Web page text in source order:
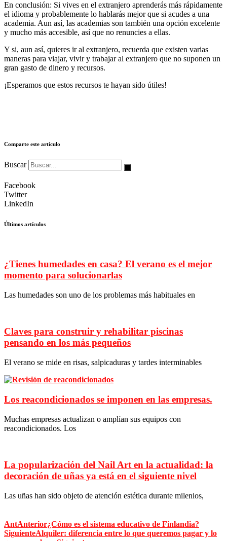
En conclusión: Si vives en el extranjero aprenderás más rápidamente
el idioma y probablemente lo hablarás mejor que si acudes a una
academia. Aun así, las academias son también una opción excelente
y mucho más accesible, así que no renuncies a ellas.
Y si, aun así, quieres ir al extranjero, recuerda que existen varias
maneras para viajar, vivir y trabajar al extranjero que no suponen un
gran gasto de dinero y recursos.
¡Esperamos que estos recursos te hayan sido útiles!
Comparte este artículo
Buscar
Facebook
Twitter
LinkedIn
Últimos artículos
¿Tienes humedades en casa? El verano es el mejor
momento para solucionarlas
Las humedades son uno de los problemas más habituales en
Claves para construir y rehabilitar piscinas
pensando en los más pequeños
El verano se mide en risas, salpicaduras y tardes interminables
Los reacondicionados se imponen en las empresas.
Muchas empresas actualizan o amplían sus equipos con
reacondicionados. Los
La popularización del Nail Art en la actualidad: la
decoración de uñas ya está en el siguiente nivel
Las uñas han sido objeto de atención estética durante milenios,
AntAnterior¿Cómo es el sistema educativo de Finlandia?
SiguienteAlquiler: diferencia entre lo que queremos pagar y lo